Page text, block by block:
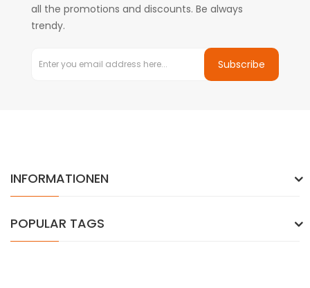
all the promotions and discounts. Be always
trendy.
Subscribe
INFORMATIONEN
POPULAR TAGS